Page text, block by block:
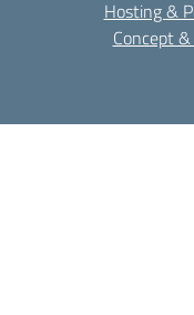
Hosting &
Concept